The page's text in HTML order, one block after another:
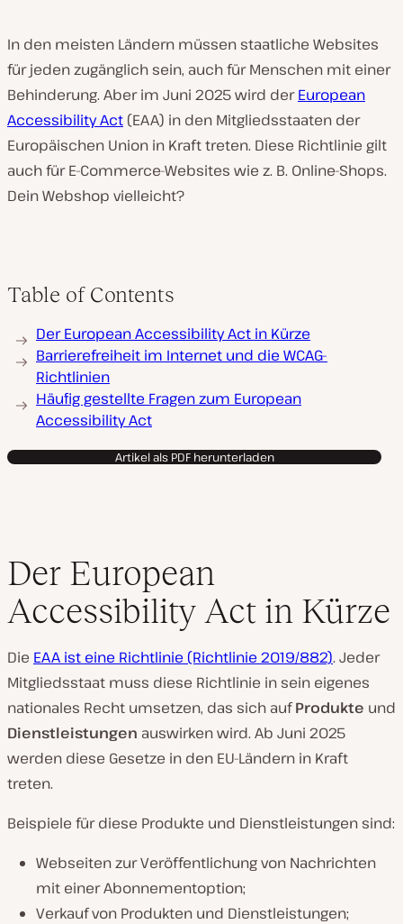
In den meisten Ländern müssen staatliche Websites
für jeden zugänglich sein, auch für Menschen mit einer
Behinderung. Aber im Juni 2025 wird derEuropean
Accessibility Act (EAA) in den Mitgliedsstaaten der
Europäischen Union in Kraft treten. Diese Richtlinie gilt
auch für E-Commerce-Websites wie z. B. Online-Shops.
Dein Webshop vielleicht?
Table of Contents
Der European Accessibility Act in Kürze
Barrierefreiheit im Internet und die WCAG-
Richtlinien
Häufig gestellte Fragen zum European
Accessibility Act
Artikel als PDF herunterladen
Der European
Accessibility Act in Kürze
Die EAA ist eine Richtlinie (Richtlinie 2019/882). Jeder
Mitgliedsstaat muss diese Richtlinie in sein eigenes
nationales Recht umsetzen, das sich aufProdukte und
Dienstleistungen auswirken wird. Ab Juni 2025
werden diese Gesetze in den EU-Ländern in Kraft
treten.
Beispiele für diese Produkte und Dienstleistungen sind:
Webseiten zur Veröffentlichung von Nachrichten
mit einer Abonnementoption;
Verkauf von Produkten und Dienstleistungen;